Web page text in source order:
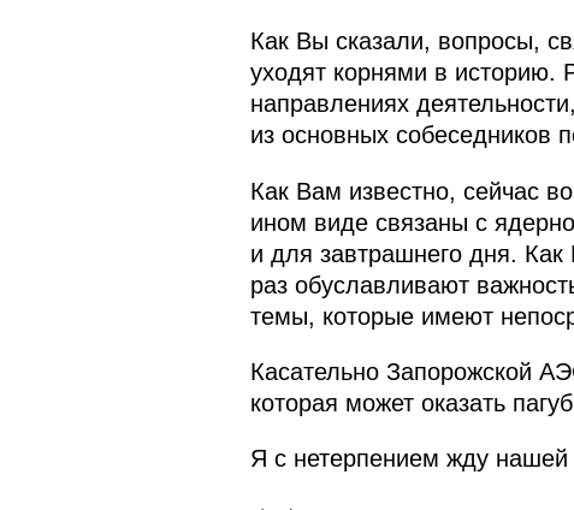
Как Вы сказали, вопросы,
уходят корнями в
направлениях
из основных собеседников
Как Вам известно, сейчас
ином виде связаны с
и для завтрашнего дня.
раз обуславливают
темы, которые имеют
Касательно Запорожской
которая может оказать
Я с нетерпением жду